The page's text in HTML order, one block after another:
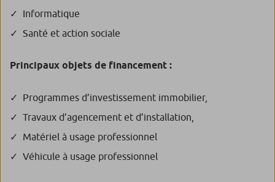
Informatique
Santé et action sociale
Principaux objets de financement :
Programmes d’investissement immobilier,
Travaux d’agencement et d’installation,
Matériel à usage professionnel
Véhicule à usage professionnel